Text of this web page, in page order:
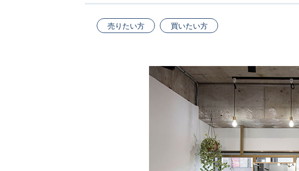
売りたい方 買いたい方